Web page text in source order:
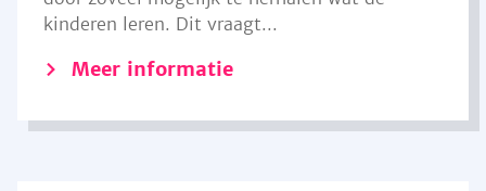
kinderen leren. Dit vraagt...
Meer informatie